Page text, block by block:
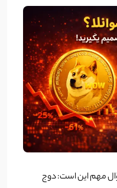
مهم این است: دوج